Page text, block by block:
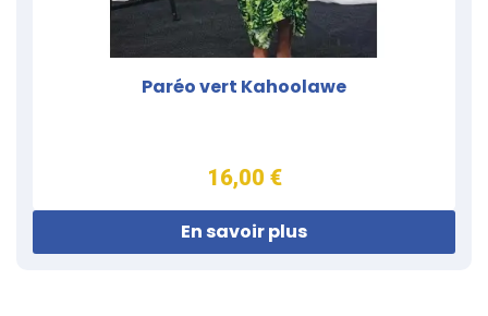
Paréo vert Kahoolawe
16,00 €
En savoir plus